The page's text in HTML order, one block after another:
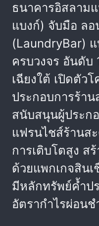
ธนาคารอิสลาม
แบงก์) จับมือ ลอ
(LaundryBar)
ครบวงจร อันดับ
เฉียงใต้ เปิดตัว
ประกอบการร้า
สนับสนุนผู้ประก
แฟรนไชส์ร้านส
การเติบโตสูง ส
ด้วยแพกเกจสิน
มีหลักทรัพย์ค้ำป
อัตรากำไรผ่อนช